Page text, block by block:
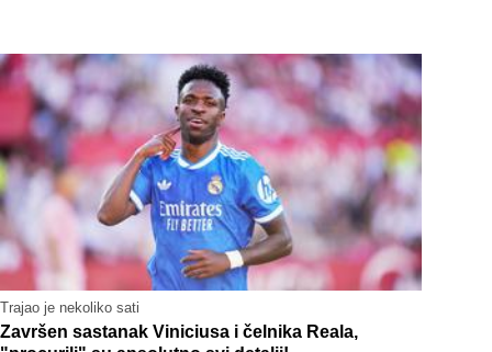
Trajao je nekoliko sati
Završen sastanak Viniciusa i čelnika Reala,